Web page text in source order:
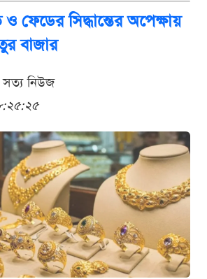
ও ফেডের সিদ্ধান্তের অপেক্ষায়
বাজার
সত্য নিউজ